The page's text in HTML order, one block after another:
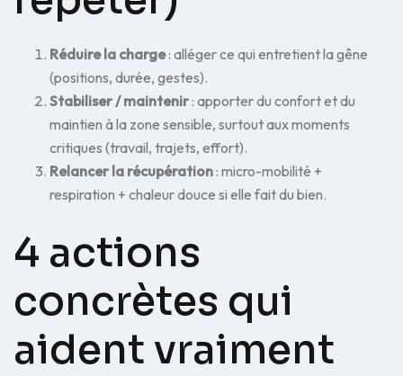
Réduire la charge: alléger ce qui entretient la gêne
(positions, durée, gestes).
Stabiliser / maintenir: apporter du confort et du
maintien à la zone sensible, surtout aux moments
critiques (travail, trajets, effort).
Relancer la récupération: micro-mobilité +
respiration + chaleur douce si elle fait du bien.
4 actions
concrètes qui
aident vraiment